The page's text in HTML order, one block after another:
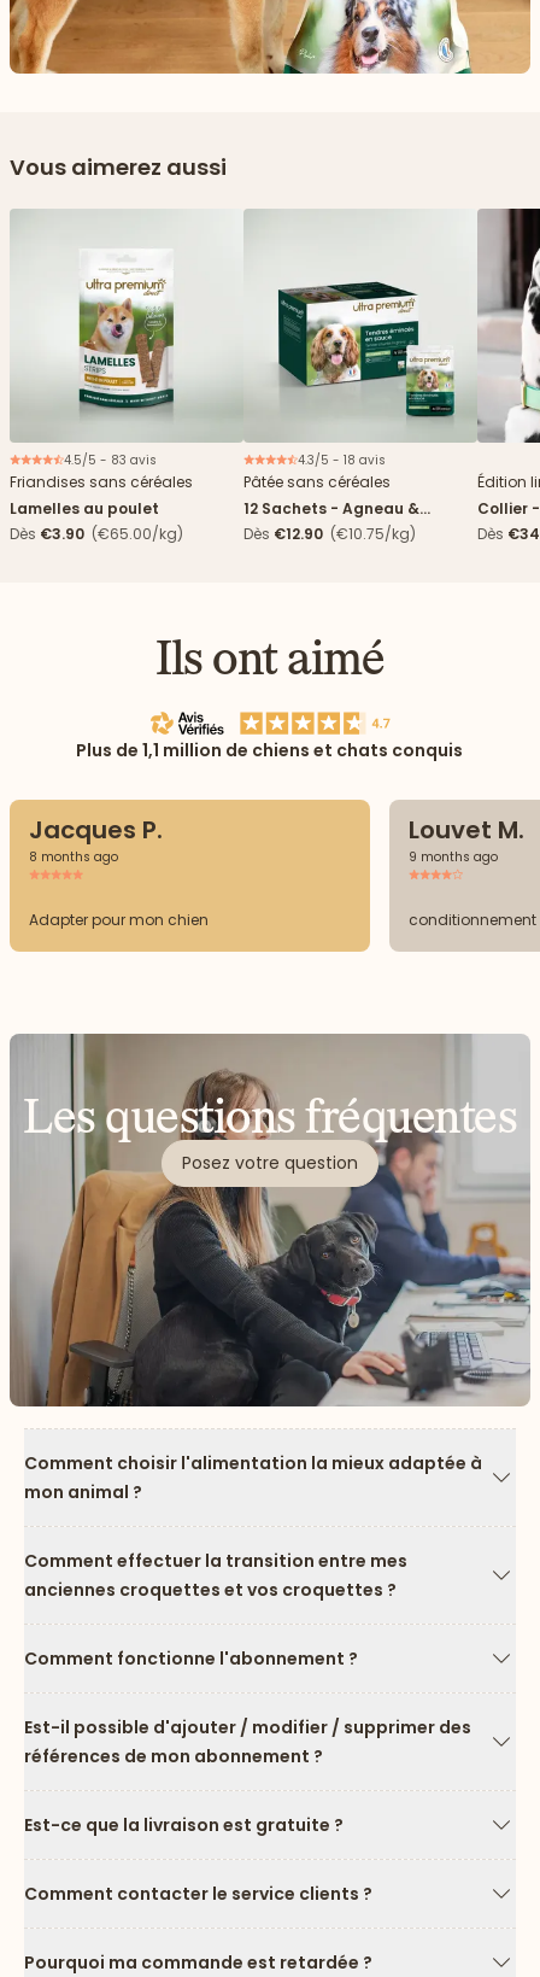
Vous aimerez aussi
4.5/5 - 83 avis
Friandises sans céréales
Lamelles au poulet
Dès €3.90 (€65.00/kg)
4.3/5 - 18 avis
Pâtée sans céréales
12 Sachets - Agneau &
haricots verts
Dès €12.90 (€10.75/kg)
Édition
Collier
Dès
Ils ont aimé
Plus de 1,1 million de chiens et chats conquis
Jacques P.
8 months ago
Adapter pour mon chien
Louvet M.
9 months ago
conditionnement
Les questions fréquentes
Posez votre question
Comment choisir l'alimentation la mieux adaptée à
mon animal ?
Comment effectuer la transition entre mes
anciennes croquettes et vos croquettes ?
Comment fonctionne l'abonnement ?
Est-il possible d'ajouter / modifier / supprimer des
références de mon abonnement ?
Est-ce que la livraison est gratuite ?
Comment contacter le service clients ?
Pourquoi ma commande est retardée ?